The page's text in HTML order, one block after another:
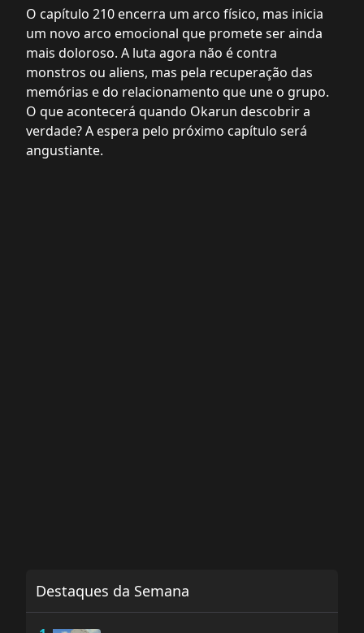
O capítulo 210 encerra um arco físico, mas inicia
um novo arco emocional que promete ser ainda
mais doloroso. A luta agora não é contra
monstros ou aliens, mas pela recuperação das
memórias e do relacionamento que une o grupo.
O que acontecerá quando Okarun descobrir a
verdade? A espera pelo próximo capítulo será
angustiante.
Destaques da Semana